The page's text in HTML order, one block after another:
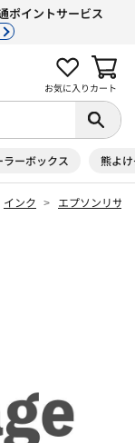
ポイントサービス
お気に入り カート
ラーボックス 熊よ
インク エプソンリサ